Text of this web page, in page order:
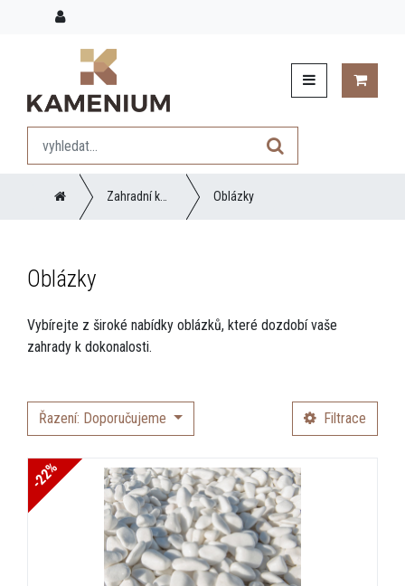
Oblázky
Oblázky
Vybírejte z široké nabídky oblázků, které dozdobí vaše
zahrady k dokonalosti.
Řazení: Doporučujeme Filtrace
-22%